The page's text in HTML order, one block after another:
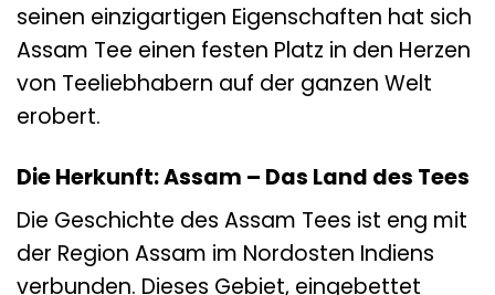
seinen einzigartigen Eigenschaften hat sich
Assam Tee einen festen Platz in den Herzen
von Teeliebhabern auf der ganzen Welt
erobert.
Die Herkunft: Assam – Das Land des Tees
Die Geschichte des Assam Tees ist eng mit
der Region Assam im Nordosten Indiens
verbunden. Dieses Gebiet, eingebettet